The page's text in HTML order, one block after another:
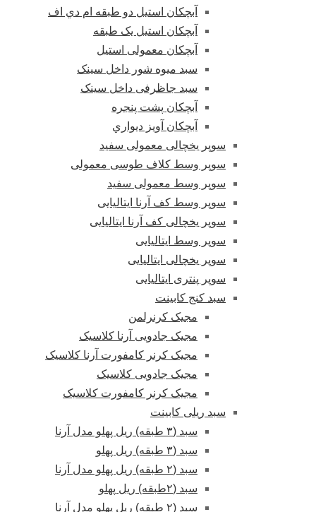
آبچکان استیل دو طبقه ام دي اف
آبچکان استیل یک طبقه
آبچکان معمولی استیل
سبد میوه شور داخل سینک
سبد جاظرفی داخل سینک
آبچکان پشت پنجره
آبچکان آویز دیواري
سوپر یخچالی معمولی سفید
سوپر وسط کلاف طوسی معمولی
سوپر وسط معمولی سفید
سوپر وسط کف آرنا ایتالیایی
سوپر یخچالی کف آرنا ایتالیایی
سوپر وسط ایتالیایی
سوپر یخچالی ایتالیایی
سوپر پنتری ایتالیایی
سبد کنج کابینت
مجیک کرنرلمن
مجیک جادویی آرنا کلاسیک
مجیک کرنر کامفورت آرنا کلاسیک
مجیک جادویی کلاسیک
مجیک کرنر کامفورت کلاسیک
سبد ریلی کابینت
سبد (۳ طبقه) ریل پهلو مدل آرنا
سبد (۳ طبقه) ریل پهلو
سبد (۲ طبقه) ریل پهلو مدل آرنا
سبد (۲طبقه) ریل پهلو
سبد (۲ طبقه) ریل پهلو مدل آرنا